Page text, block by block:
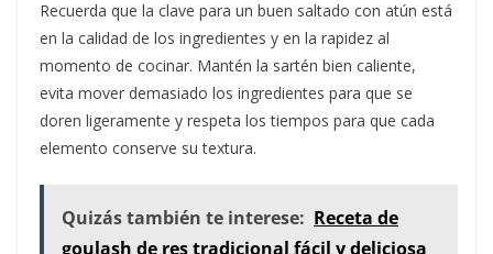
Recuerda que la clave para un buen saltado con atún está
en la calidad de los ingredientes y en la rapidez al
momento de cocinar. Mantén la sartén bien caliente,
evita mover demasiado los ingredientes para que se
doren ligeramente y respeta los tiempos para que cada
elemento conserve su textura.
Quizás también te interese: Receta de
goulash de res tradicional fácil y deliciosa